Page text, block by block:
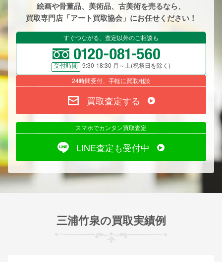
絵画や骨董品、美術品、古美術を売るなら、
買取専門店「アート買取協会」にお任せください！
すぐつながる、査定以外のご相談も
受付時間
9:30-18:30 月～土(祝祭日を除く)
24時間受付、手軽に買取相談
買取査定する
スマホでカンタン買取査定
LINE査定も受付中
三浦竹泉の買取実績例